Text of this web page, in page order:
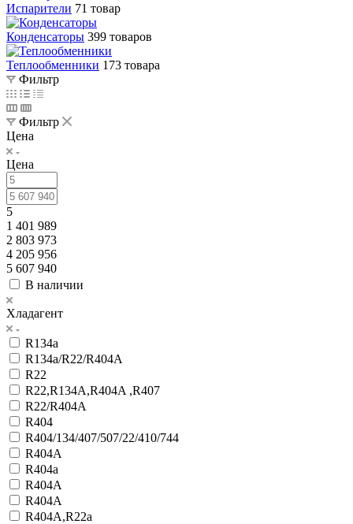
Испарители 71 товар
Конденсаторы 399 товаров
Теплообменники 173 товара
Фильтр
Фильтр
Цена
Цена
5
1 401 989
2 803 973
4 205 956
5 607 940
В наличии
Хладагент
R134a
R134a/R22/R404A
R22
R22,R134A,R404A ,R407
R22/R404A
R404
R404/134/407/507/22/410/744
R404A
R404a
R404A
R404A
R404A,R22a